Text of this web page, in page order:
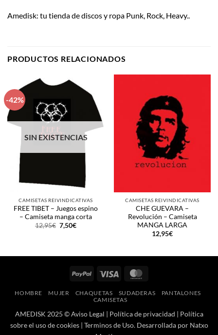
Amedisk: tu tienda de discos y ropa Punk, Rock, Heavy..
PRODUCTOS RELACIONADOS
-42%
SIN EXISTENCIAS
CAMISETAS REIVINDICATIVAS
FREE TIBET – Juegos espino
– Camiseta manga corta
12,95€ El
precio
7,50€El
CAMISETAS REIVINDICATIVAS
CHE GUEVARA –
Revolución – Camiseta
MANGA LARGA
12,95€
PayPal Visa
HOMBRE MUJER CHAQUETAS SUDADERAS
PANTALONES
CAMISETAS
AMEDISK 2025 ©Aviso Legal | Política de privacidad | Política
sobre el uso de cookies| Terminos de Uso. Desarrollada por Natxo